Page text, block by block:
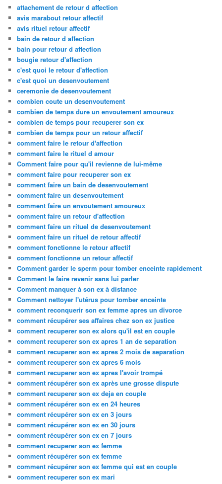
attachement de retour d affection
avis marabout retour affectif
avis rituel retour affectif
bain de retour d affection
bain pour retour d affection
bougie retour d'affection
c'est quoi le retour d'affection
c'est quoi un desenvoutement
ceremonie de desenvoutement
combien coute un desenvoutement
combien de temps dure un envoutement amoureux
combien de temps pour recuperer son ex
combien de temps pour un retour affectif
comment faire le retour d'affection
comment faire le rituel d amour
Comment faire pour qu'il revienne de lui-même
comment faire pour recuperer son ex
comment faire un bain de desenvoutement
comment faire un desenvoutement
comment faire un envoutement amoureux
comment faire un retour d'affection
comment faire un rituel de desenvoutement
comment faire un rituel de retour affectif
comment fonctionne le retour affectif
comment fonctionne un retour affectif
Comment garder le sperm pour tomber enceinte rapidement
Comment le faire revenir sans lui parler
Comment manquer à son ex à distance
Comment nettoyer l'utérus pour tomber enceinte
comment reconquerir son ex femme apres un divorce
comment récupérer ses affaires chez son ex justice
comment recuperer son ex alors qu'il est en couple
comment recuperer son ex apres 1 an de separation
comment recuperer son ex apres 2 mois de separation
comment recuperer son ex apres 6 mois
comment recuperer son ex apres l'avoir trompé
comment récupérer son ex après une grosse dispute
comment recuperer son ex deja en couple
comment récupérer son ex en 24 heures
comment récupérer son ex en 3 jours
comment récupérer son ex en 30 jours
comment récupérer son ex en 7 jours
comment recuperer son ex femme
comment récupérer son ex femme
comment récupérer son ex femme qui est en couple
comment recuperer son ex mari